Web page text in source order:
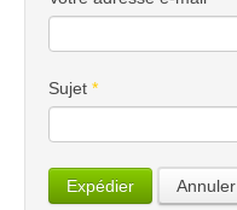
Sujet *
Expédier Annuler